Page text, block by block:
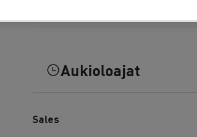
Aukioloajat
Sales